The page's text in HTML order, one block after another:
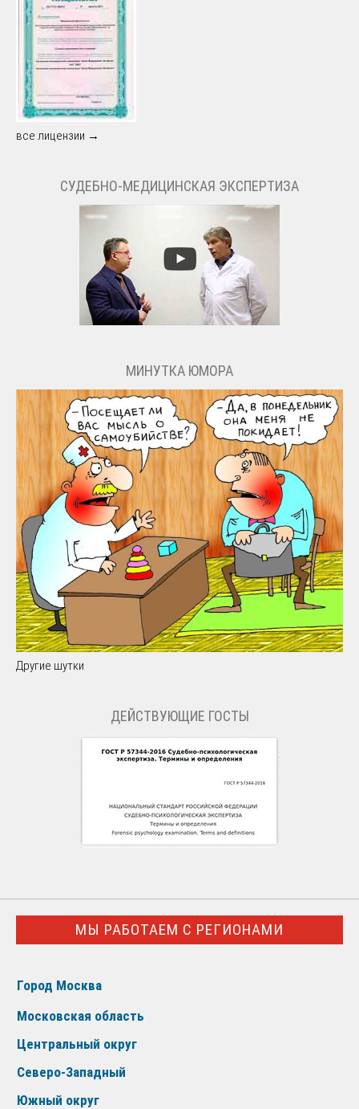
все лицензии →
СУДЕБНО-МЕДИЦИНСКАЯ ЭКСПЕРТИЗА
МИНУТКА ЮМОРА
Другие шутки
ДЕЙСТВУЮЩИЕ ГОСТЫ
МЫ РАБОТАЕМ С РЕГИОНАМИ
Город Москва
Московская область
Центральный округ
Северо-Западный
Южный округ